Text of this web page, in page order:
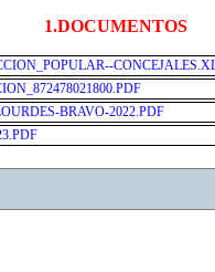
1.DOCUMENTOS
BRAVO-2022.PDF